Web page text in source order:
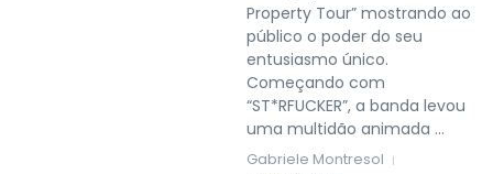
Property Tour” mostrando ao
público o poder do seu
entusiasmo único.
Começando com
“ST*RFUCKER”, a banda levou
uma multidão animada ...
Gabriele Montresol